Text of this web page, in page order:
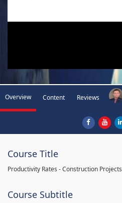
Overview Content Reviews
Course Title
Productivity Rates - Construction Projects
Course Subtitle